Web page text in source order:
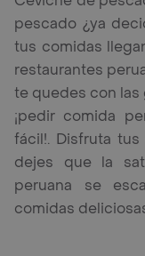
pescado ¿ya
tus comidas
restaurantes
te quedes con las
¡pedir comida
fácil!. Disfruta
dejes que la
peruana se
comidas